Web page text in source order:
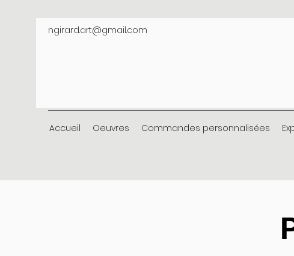
ngirard.art@gmail.com
Accueil Oeuvres Commandes personnalisées